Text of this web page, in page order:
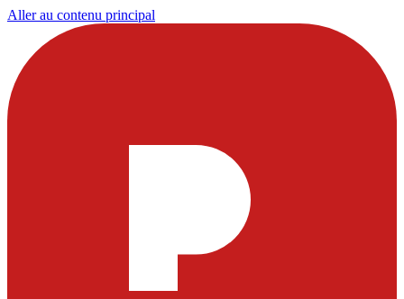
Aller au contenu principal